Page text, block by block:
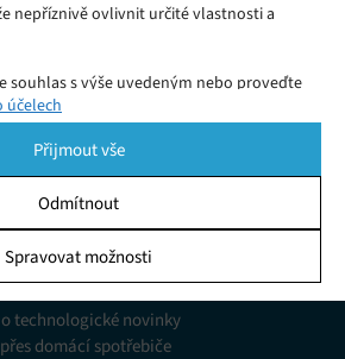
nepříznivě ovlivnit určité vlastnosti a
souhlas s výše uvedeným nebo proveďte
volby budou použity pouze na tomto
cookies nebo kliknutím na tlačítko
části obrazovky.
k informacím v zařízení, Porozumění
statistik nebo kombinací údajů z
účelech
Přijmout vše
Odmítnout
Spravovat možnosti
technologické novinky
domácí spotřebiče